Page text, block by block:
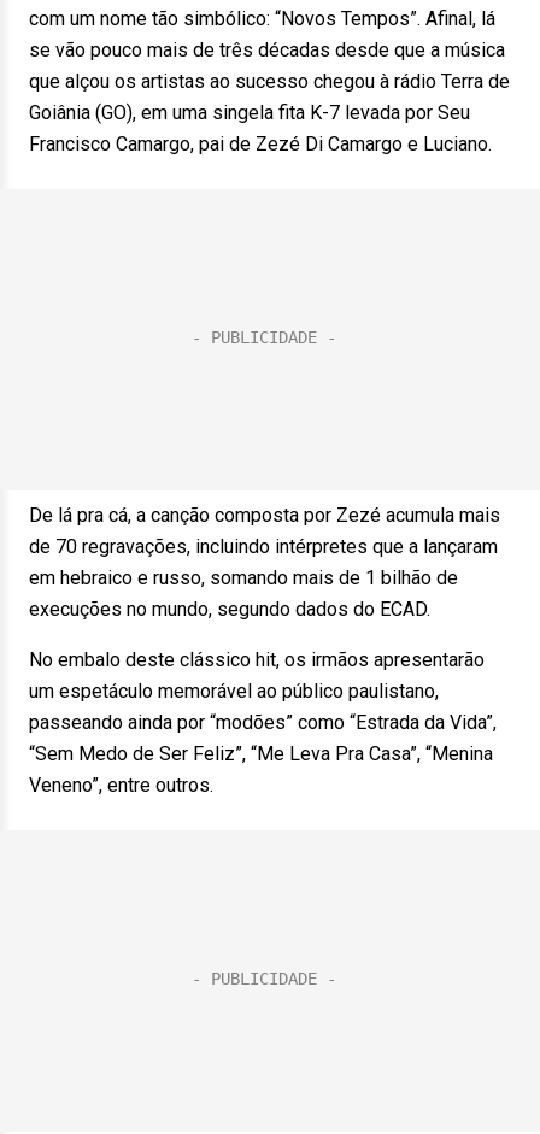
com um nome tão simbólico: “Novos Tempos”. Afinal, lá
se vão pouco mais de três décadas desde que a música
que alçou os artistas ao sucesso chegou à rádio Terra de
Goiânia (GO), em uma singela fita K-7 levada por Seu
Francisco Camargo, pai de Zezé Di Camargo e Luciano.
De lá pra cá, a canção composta por Zezé acumula mais
de 70 regravações, incluindo intérpretes que a lançaram
em hebraico e russo, somando mais de 1 bilhão de
execuções no mundo, segundo dados do ECAD.
No embalo deste clássico hit, os irmãos apresentarão
um espetáculo memorável ao público paulistano,
passeando ainda por “modões” como “Estrada da Vida”,
“Sem Medo de Ser Feliz”, “Me Leva Pra Casa”, “Menina
Veneno”, entre outros.